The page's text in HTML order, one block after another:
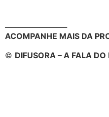
ACOMPANHE MAIS DA
© DIFUSORA – A FALA DO